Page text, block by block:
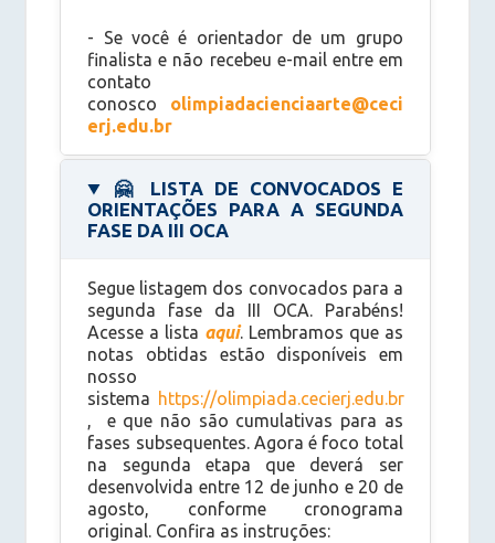
- Se você é orientador de um grupo
finalista e não recebeu e-mail entre em
contato
conosco
olimpiadacienciaarte@ceci
erj.edu.br
🤗 LISTA DE CONVOCADOS E
ORIENTAÇÕES PARA A SEGUNDA
FASE DA III OCA
Segue listagem dos convocados para a
segunda fase da III OCA. Parabéns!
Acesse a lista aqui. Lembramos que as
notas obtidas estão disponíveis em
nosso
sistema https://olimpiada.cecierj.edu.br
, e que não são cumulativas para as
fases subsequentes. Agora é foco total
na segunda etapa que deverá ser
desenvolvida entre 12 de junho e 20 de
agosto, conforme cronograma
original. Confira as instruções: